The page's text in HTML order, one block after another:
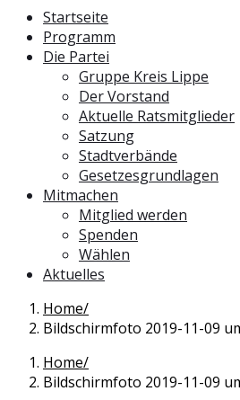
Startseite
Programm
Die Partei
Gruppe Kreis Lippe
Der Vorstand
Aktuelle Ratsmitglieder
Satzung
Stadtverbände
Gesetzesgrundlagen
Mitmachen
Mitglied werden
Spenden
Wählen
Aktuelles
Home
Bildschirmfoto 2019-11-09
Home
Bildschirmfoto 2019-11-09